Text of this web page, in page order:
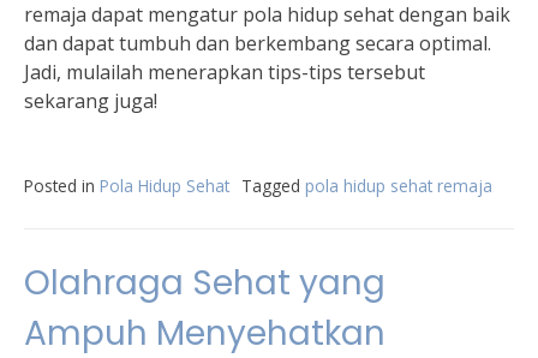
remaja dapat mengatur pola hidup sehat dengan baik
dan dapat tumbuh dan berkembang secara optimal.
Jadi, mulailah menerapkan tips-tips tersebut
sekarang juga!
Posted in Pola Hidup Sehat Tagged pola hidup sehat remaja
Olahraga Sehat yang
Ampuh Menyehatkan